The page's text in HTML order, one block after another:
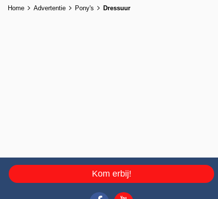
Home Advertentie Pony's Dressuur
Kom erbij!